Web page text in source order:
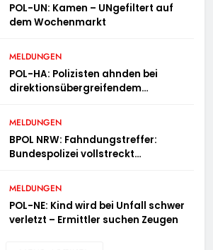
POL-UN: Kamen – UNgefiltert auf
dem Wochenmarkt
MELDUNGEN
POL-HA: Polizisten ahnden bei
direktionsübergreifendem
MELDUNGEN
BPOL NRW: Fahndungstreffer:
Bundespolizei vollstreckt
MELDUNGEN
POL-NE: Kind wird bei Unfall schwer
verletzt – Ermittler suchen Zeugen